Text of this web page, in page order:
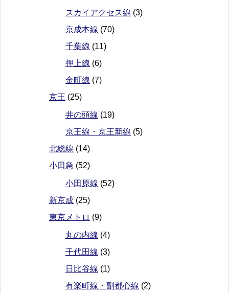
スカイアクセス線 (3)
京成本線 (70)
千葉線 (11)
押上線 (6)
金町線 (7)
京王 (25)
井の頭線 (19)
京王線・京王新線 (5)
北総線 (14)
小田急 (52)
小田原線 (52)
新京成 (25)
東京メトロ (9)
丸の内線 (4)
千代田線 (3)
日比谷線 (1)
有楽町線・副都心線 (2)